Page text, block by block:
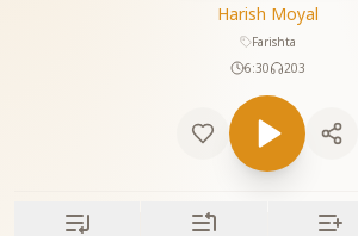
Harish Moyal
Farishta
6:30
203